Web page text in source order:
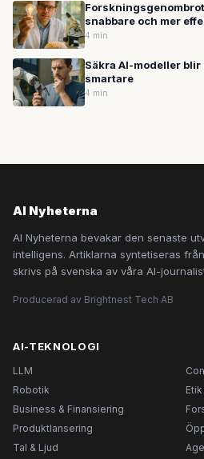
snabbare och mer
4 min
Säkra AI-modeller
smartare
4 min
AI Nyheterna
AI Nyheterna bevakar den senaste
intelligens. Artiklarna syntetiseras
skrivs på svenska av våra AI-
Producerad av Brightnest Tech AB
AI-TEKNOLOGI
LLM
Robotik
Business & Finansiering
Produktlansering
Tal & Ljud